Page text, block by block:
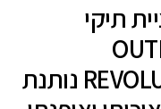
תיקי
REVOLUTION נותנת